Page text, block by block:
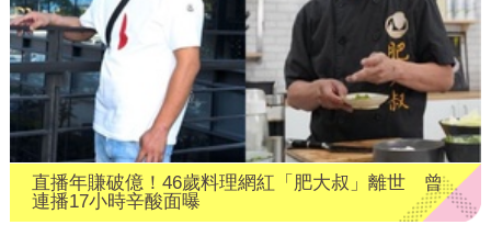
直播年賺破億！46歲料理網紅「肥大叔」離世 曾
連播17小時辛酸面曝